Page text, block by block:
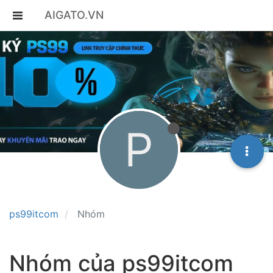
AIGATO.VN
ps99itcom Nhóm
P
Nhóm của ps99itcom